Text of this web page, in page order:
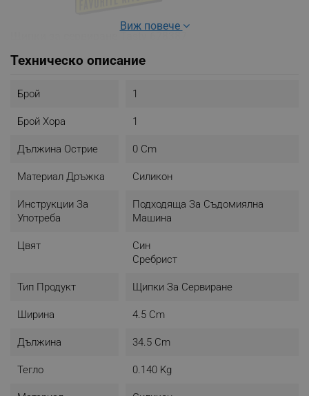
- Размер: 34.5 x 4.5 см
- Заключващ механизъм
- Устойчиви на температура до +230°C
- Материал: Неръждаема стомана
Виж повече
Техническо описание
Брой 1
Брой Хора 1
Дължина Острие 0 Cm
Материал Дръжка Силикон
Инструкции За
Употреба
Подходяща За Съдомиялна
Машина
Цвят
Син
Сребрист
Тип Продукт Щипки За Сервиране
Ширина 4.5 Cm
Дължина 34.5 Cm
Тегло 0.140 Kg